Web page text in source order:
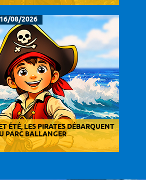
08/2026
ÉTÉ, LES PIRATES DÉBARQUENT
PARC BALLANGER